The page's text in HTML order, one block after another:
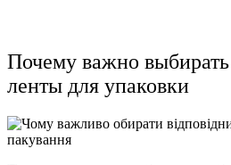
Почему важно
ленты для упаковки